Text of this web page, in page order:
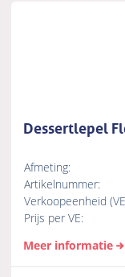
Dessertlepel
Afmeting:
Artikelnummer:
Verkoopeenheid
Prijs per VE:
Meer informatie